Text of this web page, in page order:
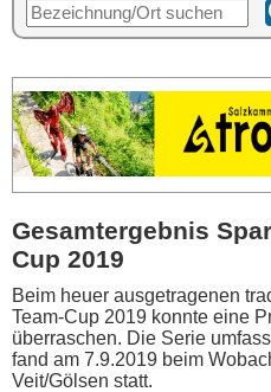
Gesamtergebnis
Cup 2019
Beim heuer ausgetragenen
Team-Cup 2019 konnte eine
überraschen. Die Serie
fand am 7.9.2019 beim
Veit/Gölsen statt.